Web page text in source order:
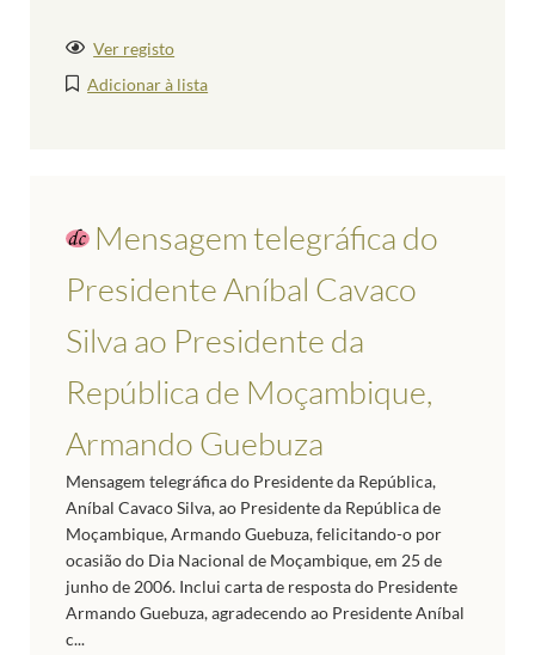
Ver registo
Adicionar à lista
Mensagem telegráfica do
Presidente Aníbal Cavaco
Silva ao Presidente da
República de Moçambique,
Armando Guebuza
Mensagem telegráfica do Presidente da República,
Aníbal Cavaco Silva, ao Presidente da República de
Moçambique, Armando Guebuza, felicitando-o por
ocasião do Dia Nacional de Moçambique, em 25 de
junho de 2006. Inclui carta de resposta do Presidente
Armando Guebuza, agradecendo ao Presidente Aníbal
c...